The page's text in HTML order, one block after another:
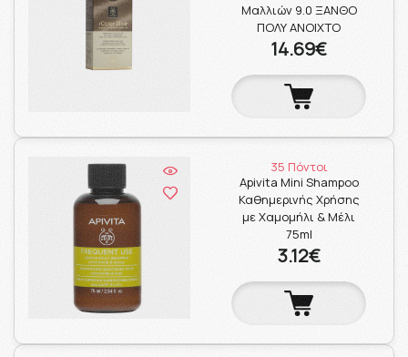
Μαλλιών 9.0 ΞΑΝΘΟ
ΠΟΛΥ ΑΝΟΙΧΤΟ
14.69€
35 Πόντοι
Apivita Μini Shampoo
Καθημερινής Χρήσης
με Χαμομήλι & Μέλι
75ml
3.12€